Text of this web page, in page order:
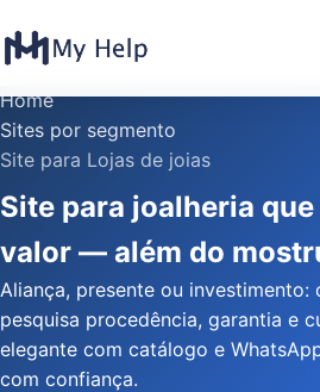
Home
Sites por segmento
Site para Lojas de joias
Site para joalheria
valor — além do
Aliança, presente ou investimento:
pesquisa procedência, garantia e
elegante com catálogo e
com confiança.